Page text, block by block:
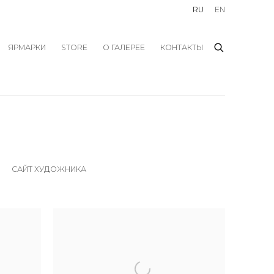
ЯРМАРКИ STORE О ГАЛЕРЕЕ КОНТАКТЫ
RU EN
САЙТ ХУДОЖНИКА